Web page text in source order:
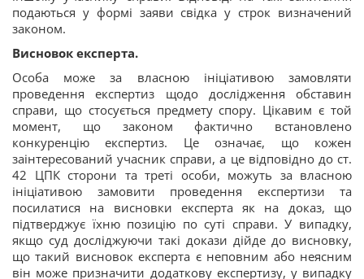
подаються у формі заяви свідка у строк визначений
законом.
Висновок експерта.
Особа може за власною ініціативою замовляти
проведення експертиз щодо дослідження обставин
справи, що стосується предмету спору. Цікавим є той
момент, що законом фактично встановлено
конкуренцію експертиз. Це означає, що кожен
заінтересований учасник справи, а це відповідно до ст.
42 ЦПК сторони та треті особи, можуть за власною
ініціативою замовити проведення експертизи та
посилатися на висновки експерта як на доказ, що
підтверджує їхню позицію по суті справи. У випадку,
якщо суд досліджуючи такі докази дійде до висновку,
що такий висновок експерта є неповним або неясним
він може призначити додаткову експертизу, у випадку